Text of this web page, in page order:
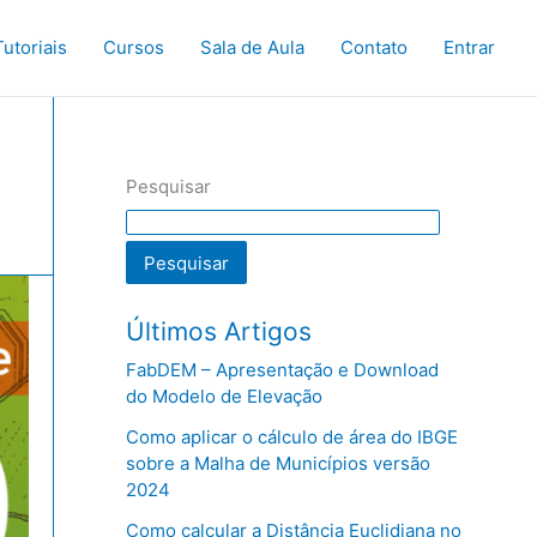
Cursos Sala de Aula Contato Entrar
Pesquisar
Pesquisar
Últimos Artigos
FabDEM – Apresentação e Download
do Modelo de Elevação
Como aplicar o cálculo de área do IBGE
sobre a Malha de Municípios versão
2024
Como calcular a Distância Euclidiana no